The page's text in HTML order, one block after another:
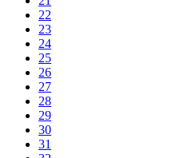
22
23
24
25
26
27
28
29
30
31